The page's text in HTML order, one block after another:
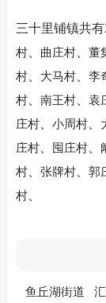
三十里铺镇共有
村
曲庄村 董
村
大马村 李
村
南王村 袁
庄村
小周村
庄村
囤庄村
村
张牌村 郭
村
鱼丘湖街道